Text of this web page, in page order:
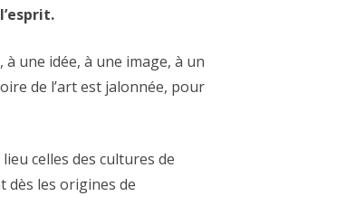
une idée, à une image, à un
de l’art est jalonnée, pour
celles des cultures de
dès les origines de